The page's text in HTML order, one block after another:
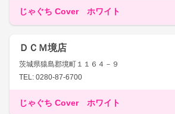
じゃぐち Cover ホワイト
ＤＣＭ境店
茨城県猿島郡境町１１６４－９
TEL: 0280-87-6700
じゃぐち Cover ホワイト